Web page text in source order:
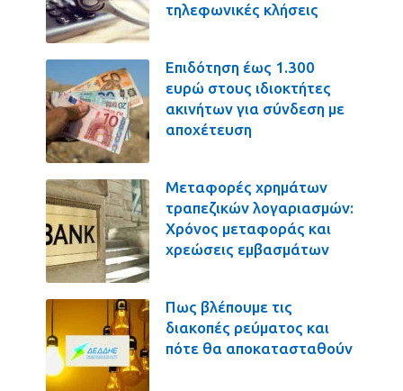
τηλεφωνικές κλήσεις
Επιδότηση έως 1.300
ευρώ στους ιδιοκτήτες
ακινήτων για σύνδεση με
αποχέτευση
Μεταφορές χρημάτων
τραπεζικών λογαριασμών:
Χρόνος μεταφοράς και
χρεώσεις εμβασμάτων
Πως βλέπουμε τις
διακοπές ρεύματος και
πότε θα αποκατασταθούν